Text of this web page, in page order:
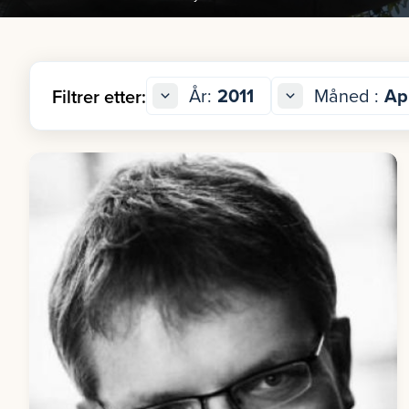
Filtrer etter: År: 2011 Måned :